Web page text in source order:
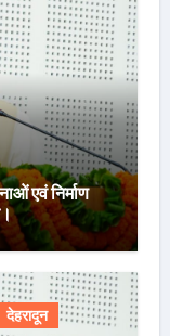
एवं निर्माण
देहरादून